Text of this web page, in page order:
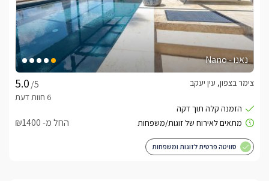
נאנו - Nano
/5
צימר בצפון, עין יעקב
החל מ- ₪1400
סוויטה פרטית לזוגות ומשפחות